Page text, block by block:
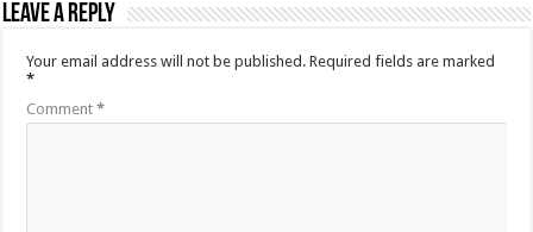
Leave a Reply
Your email address will not be published. Required fields are marked
*
Comment*